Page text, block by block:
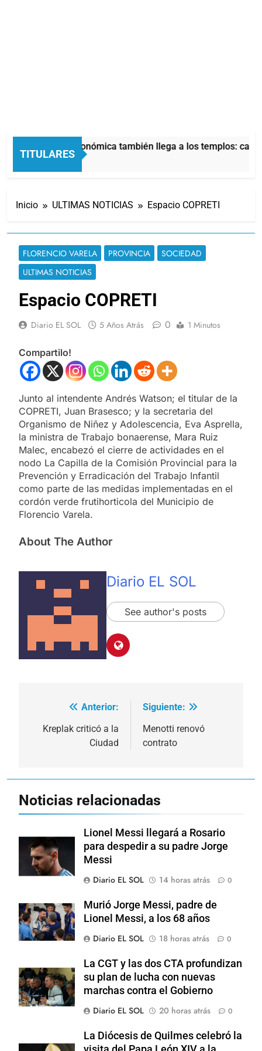
TITULARES
La crisis económica también llega a los templos:
7 Horas Atrás
Inicio ULTIMAS NOTICIAS Espacio COPRETI
FLORENCIO VARELA PROVINCIA
SOCIEDAD
ULTIMAS NOTICIAS
Espacio COPRETI
Diario EL SOL 5 Años Atrás 0 1 Minutos
Compartilo!
Junto al intendente Andrés Watson; el titular de la
COPRETI, Juan Brasesco; y la secretaria del
Organismo de Niñez y Adolescencia, Eva Asprella,
la ministra de Trabajo bonaerense, Mara Ruiz
Malec, encabezó el cierre de actividades en el
nodo La Capilla de la Comisión Provincial para la
Prevención y Erradicación del Trabajo Infantil
como parte de las medidas implementadas en el
cordón verde frutihorticola del Municipio de
Florencio Varela.
About The Author
Diario EL SOL
See author's posts
Navegación
de
Anterior:
Kreplak criticó a la
Ciudad
Siguiente:
Menotti renovó
contrato
Noticias relacionadas
Lionel Messi llegará a Rosario
para despedir a su padre Jorge
Messi
Diario EL SOL
14 horas atrás 0
Murió Jorge Messi, padre de
Lionel Messi, a los 68 años
Diario EL SOL
18 horas atrás 0
La CGT y las dos CTA profundizan
su plan de lucha con nuevas
marchas contra el Gobierno
Diario EL SOL
20 horas atrás 0
La Diócesis de Quilmes celebró la